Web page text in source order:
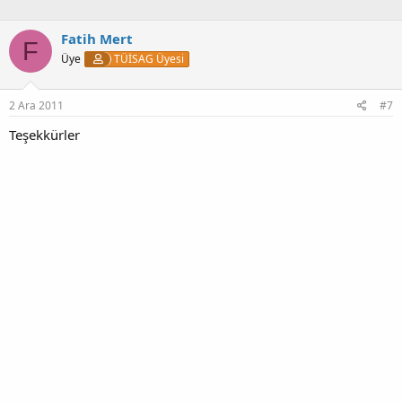
F Fatih Mert
Üye TÜİSAG Üyesi
2 Ara 2011 #7
Teşekkürler